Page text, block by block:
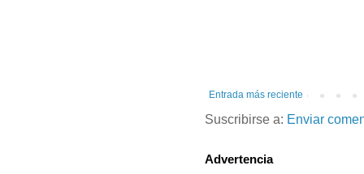
Entrada más reciente
Suscribirse a: Enviar
Advertencia